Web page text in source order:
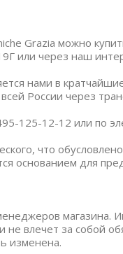
Grazia можно
или через наш
нами в
России через
125-12-12 или по
что
основанием для
влечет за собой
изменена.